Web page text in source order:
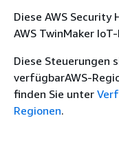
Diese AWS Security
AWS TwinMaker
Diese Steuerungen
verfügbarAWS-
finden Sie unter
Regionen.